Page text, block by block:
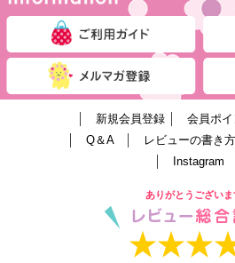
新規会員登録│ 会員ポ
Q＆A│ レビューの書き方
Instagram
ありがとうございま